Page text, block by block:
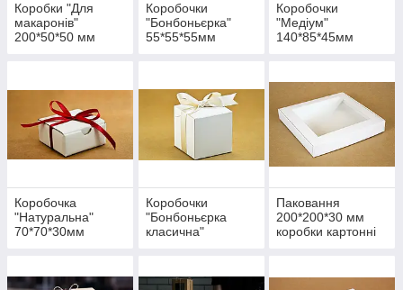
Коробки "Для
макаронів"
200*50*50 мм
Коробочки
"Бонбоньєрка"
55*55*55мм
Коробочки
"Медіум"
140*85*45мм
Коробочка
"Натуральна"
70*70*30мм
Коробочки
"Бонбоньєрка
класична"
Паковання
200*200*30 мм
коробки картонні